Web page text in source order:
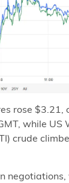
rose $3.21,
while US
crude
negotiations,